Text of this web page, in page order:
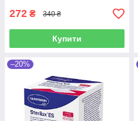
272 ₴ 340 ₴
Купити
–20%